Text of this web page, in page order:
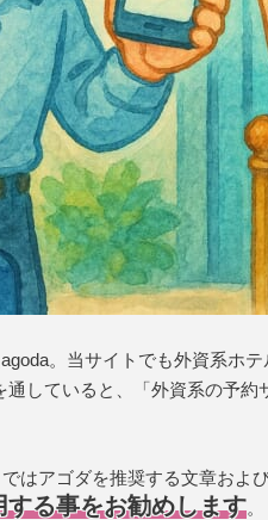
。当サイトでも外資系ホ
通していると、「外資系の予
はアゴダを推奨する文章およ
る事をお勧めします。